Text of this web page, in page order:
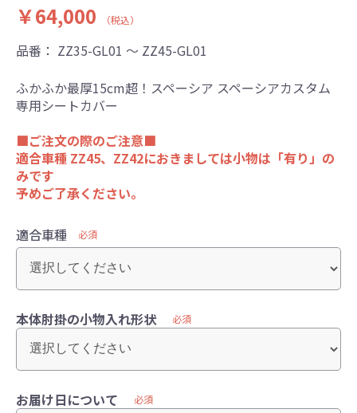
￥64,000 （税込）
品番： ZZ35-GL01 ～ ZZ45-GL01
ふかふか最厚15cm超！スペーシア スペーシアカスタム
専用シートカバー
■ご注文の際のご注意■
適合車種 ZZ45、ZZ42におきましては小物は「有り」の
みです
予めご了承ください。
適合車種 必須
本体肘掛の小物入れ形状 必須
お届け日について 必須